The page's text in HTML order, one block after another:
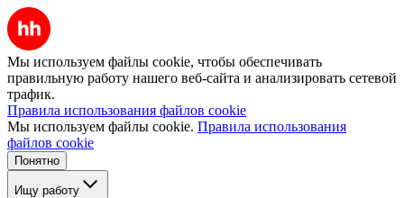
Мы используем файлы cookie, чтобы обеспечивать
правильную работу нашего веб-сайта и анализировать сетевой
трафик.
Правила использования файлов cookie
Мы используем файлы cookie. Правила использования
файлов cookie
Понятно
Ищу работу